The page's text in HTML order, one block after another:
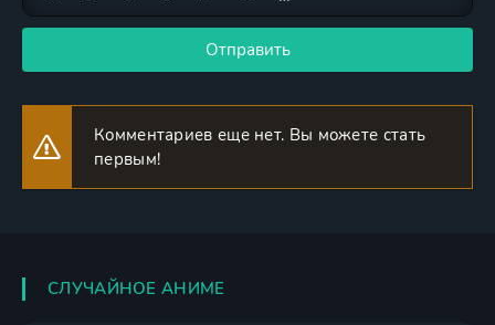
Отправить
Комментариев еще нет. Вы можете стать
первым!
СЛУЧАЙНОЕ АНИМЕ